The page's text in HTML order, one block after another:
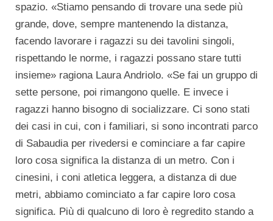
spazio. «Stiamo pensando di trovare una sede più
grande, dove, sempre mantenendo la distanza,
facendo lavorare i ragazzi su dei tavolini singoli,
rispettando le norme, i ragazzi possano stare tutti
insieme» ragiona Laura Andriolo. «Se fai un gruppo di
sette persone, poi rimangono quelle. E invece i
ragazzi hanno bisogno di socializzare. Ci sono stati
dei casi in cui, con i familiari, si sono incontrati parco
di Sabaudia per rivedersi e cominciare a far capire
loro cosa significa la distanza di un metro. Con i
cinesini, i coni atletica leggera, a distanza di due
metri, abbiamo cominciato a far capire loro cosa
significa. Più di qualcuno di loro è regredito stando a